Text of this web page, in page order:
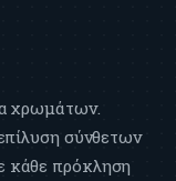
χρωμάτων.
σύνθετων
κάθε πρόκληση